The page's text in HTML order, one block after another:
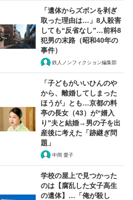
「遺体からズボンを剥ぎ
取った理由は…」8人殺害
しても“反省なし”…前科8
犯男の末路（昭和40年の
事件）
鉄人ノンフィクション編集部
「子どもがいいひんのや
から、離婚してしまった
ほうが」とも…京都の料
亭の長女（43）が“婿入
り”夫と結婚→男の子を出
産後に考えた「跡継ぎ問
題」
中岡 愛子
学校の屋上で見つかった
のは【腐乱した女子高生
の遺体】…「俺が殺し